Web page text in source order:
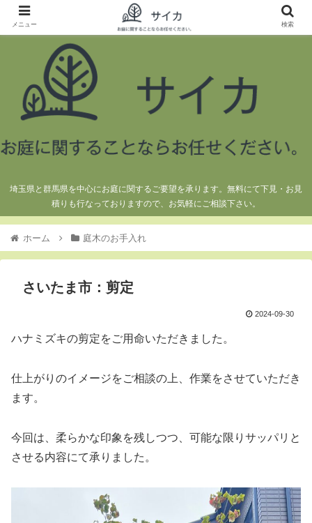
埼玉県と群馬県を中心にお庭に関するご要望を承ります。無料にて下見・お見
積りも行なっておりますので、お気軽にご相談下さい。
ホーム 庭木のお手入れ
さいたま市：剪定
2024-09-30
ハナミズキの剪定をご用命いただきました。
仕上がりのイメージをご相談の上、作業をさせていただき
ます。
今回は、柔らかな印象を残しつつ、可能な限りサッパリと
させる内容にて承りました。
メニュー 検索